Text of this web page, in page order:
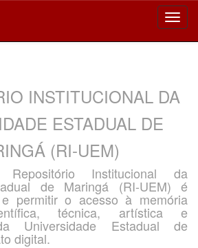
INSTITUCIONAL DA
ESTADUAL DE
(RI-UEM)
Institucional da
de Maringá (RI-UEM) é
permitir o acesso à memória
técnica, artística e
Universidade Estadual de
digital.